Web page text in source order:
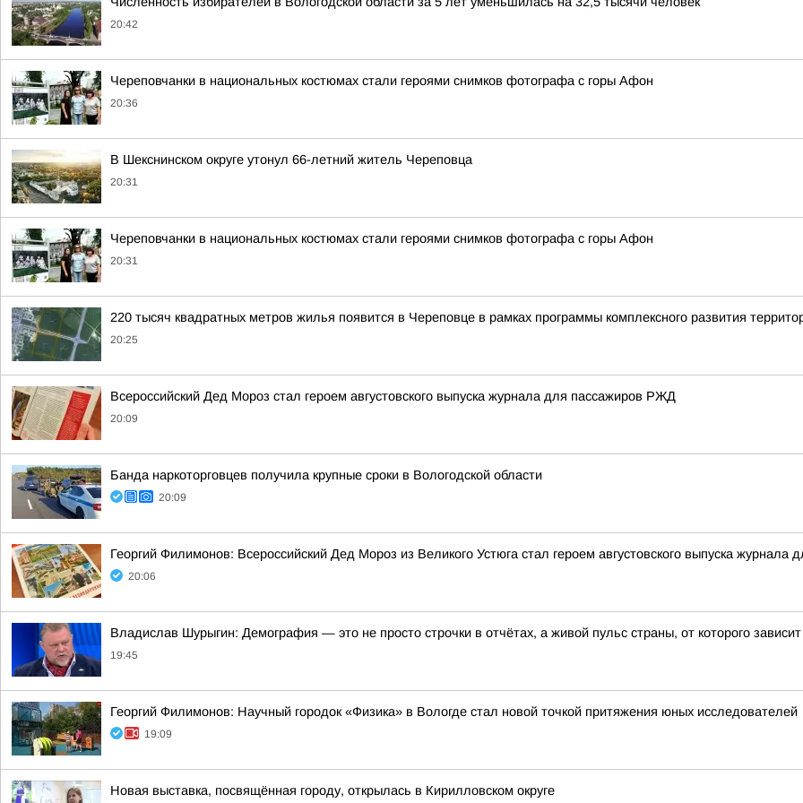
20:42
Череповчанки в национальных костюмах стали героями снимков фотографа с горы Афон
20:36
В Шекснинском округе утонул 66-летний житель Череповца
20:31
Череповчанки в национальных костюмах стали героями снимков фотографа с горы Афон
20:31
220 тысяч квадратных метров жилья появится в Череповце в рамках программы комплексного развития
20:25
Всероссийский Дед Мороз стал героем августовского выпуска журнала для пассажиров РЖД
20:09
Банда наркоторговцев получила крупные сроки в Вологодской области
20:09
Георгий Филимонов: Всероссийский Дед Мороз из Великого Устюга стал героем августовского выпуска
20:06
Владислав Шурыгин: Демография — это не просто строчки в отчётах, а живой пульс страны, от которого
19:45
Георгий Филимонов: Научный городок «Физика» в Вологде стал новой точкой притяжения юных исследователей
19:09
Новая выставка, посвящённая городу, открылась в Кирилловском округе